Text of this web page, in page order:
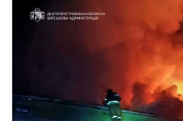
ilmoittanut tuoreesta Virolahden
WOAH:n kautta että suoraan
eläinlääkintäviranomaisille.
TV:lle tarkempia tietoja Suomen
afrikkalaisen sikaruton
eläintautitietojen vaihdosta […]